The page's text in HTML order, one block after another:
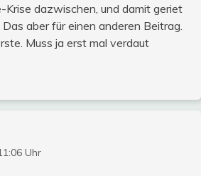
Krise dazwischen, und damit geriet
aber für einen anderen Beitrag.
Muss ja erst mal verdaut
Uhr